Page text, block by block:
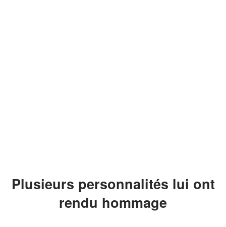
Plusieurs personnalités lui ont
rendu hommage